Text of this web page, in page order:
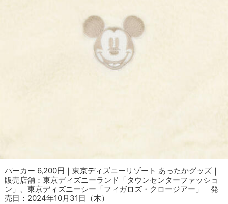
パーカー 6,200円｜東京ディズニーリゾート あったかグッズ｜
販売店舗：東京ディズニーランド「タウンセンターファッショ
ン」、東京ディズニーシー「フィガロズ・クロージアー」｜発
売日：2024年10月31日（木）